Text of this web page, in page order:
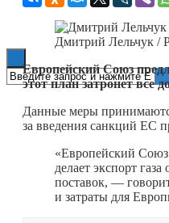
Дмитрий Лельчук /
Европейский Союз
этот план затронет все
Данные меры
за введения санкций ЕС
«Европейский Союз
делает экспорт
поставок, —
и затраты для